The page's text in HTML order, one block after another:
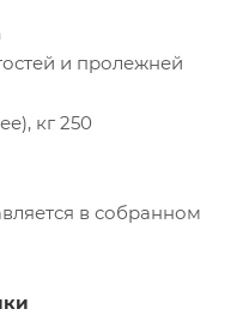
и пролежней
кг 250
в собранном